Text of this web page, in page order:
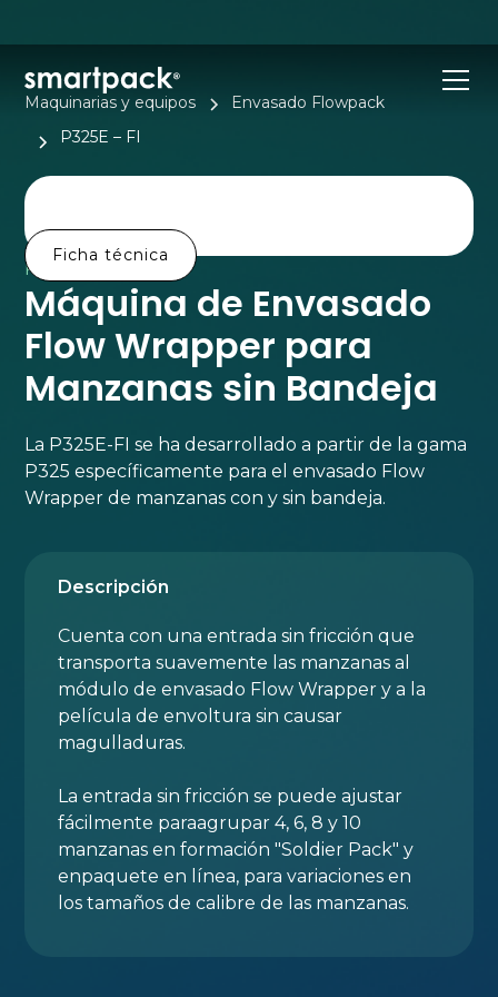
Maquinarias y equipos
Envasado Flowpack
P325E – FI
PRODUCTO
Máquina de Envasado
Flow Wrapper para
Manzanas sin Bandeja
La P325E-FI se ha desarrollado a partir de la gama
P325 específicamente para el envasado Flow
Wrapper de manzanas con y sin bandeja.
Descripción
Cuenta con una entrada sin fricción que
transporta suavemente las manzanas al
módulo de envasado Flow Wrapper y a la
película de envoltura sin causar
magulladuras.
La entrada sin fricción se puede ajustar
fácilmente paraagrupar 4, 6, 8 y 10
manzanas en formación "Soldier Pack" y
enpaquete en línea, para variaciones en
los tamaños de calibre de las manzanas.
Ficha técnica